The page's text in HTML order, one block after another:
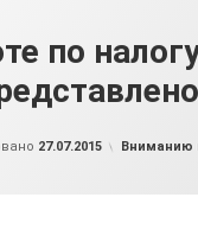
по
27.07.2015 Рубрики:
Вниманию